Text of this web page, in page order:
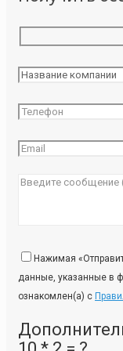
Нажимая
данные, указанные в
ознакомлен(а) с